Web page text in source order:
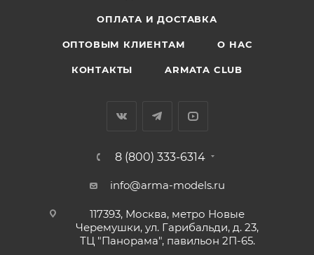
ОПЛАТА И ДОСТАВКА
ОПТОВЫМ КЛИЕНТАМ О НАС
КОНТАКТЫ ARMATA CLUB
8 (800) 333-6314
info@arma-models.ru
117393, Москва, метро Новые
Черемушки, ул. Гарибальди, д. 23,
ТЦ "Панорама", павильон 2П-65.